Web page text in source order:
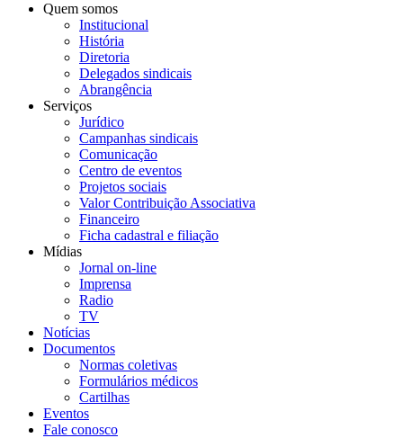
Quem somos
Institucional
História
Diretoria
Delegados sindicais
Abrangência
Serviços
Jurídico
Campanhas sindicais
Comunicação
Centro de eventos
Projetos sociais
Valor Contribuição Associativa
Financeiro
Ficha cadastral e filiação
Mídias
Jornal on-line
Imprensa
Radio
TV
Notícias
Documentos
Normas coletivas
Formulários médicos
Cartilhas
Eventos
Fale conosco